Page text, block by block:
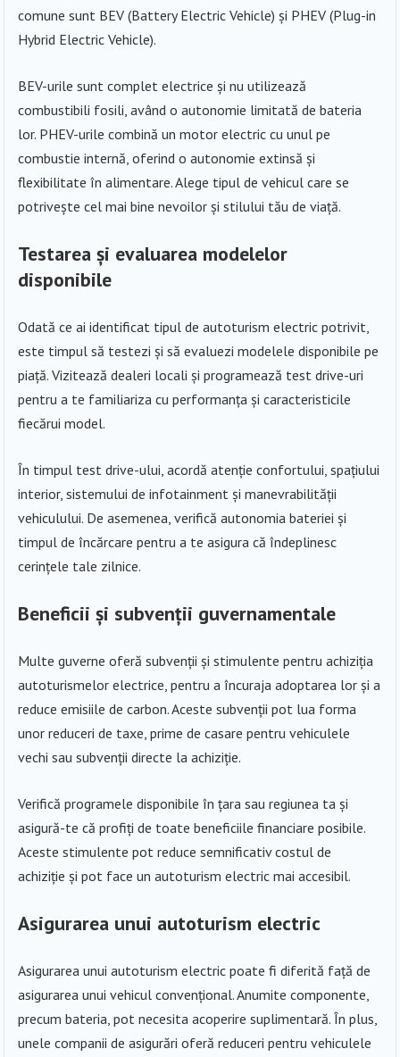
comune sunt BEV (Battery Electric Vehicle) și PHEV (Plug-in
Hybrid Electric Vehicle).
BEV-urile sunt complet electrice și nu utilizează
combustibili fosili, având o autonomie limitată de bateria
lor. PHEV-urile combină un motor electric cu unul pe
combustie internă, oferind o autonomie extinsă și
flexibilitate în alimentare. Alege tipul de vehicul care se
potrivește cel mai bine nevoilor și stilului tău de viață.
Testarea și evaluarea modelelor
disponibile
Odată ce ai identificat tipul de autoturism electric potrivit,
este timpul să testezi și să evaluezi modelele disponibile pe
piață. Vizitează dealeri locali și programează test drive-uri
pentru a te familiariza cu performanța și caracteristicile
fiecărui model.
În timpul test drive-ului, acordă atenție confortului, spațiului
interior, sistemului de infotainment și manevrabilității
vehiculului. De asemenea, verifică autonomia bateriei și
timpul de încărcare pentru a te asigura că îndeplinesc
cerințele tale zilnice.
Beneficii și subvenții guvernamentale
Multe guverne oferă subvenții și stimulente pentru achiziția
autoturismelor electrice, pentru a încuraja adoptarea lor și a
reduce emisiile de carbon. Aceste subvenții pot lua forma
unor reduceri de taxe, prime de casare pentru vehiculele
vechi sau subvenții directe la achiziție.
Verifică programele disponibile în țara sau regiunea ta și
asigură-te că profiți de toate beneficiile financiare posibile.
Aceste stimulente pot reduce semnificativ costul de
achiziție și pot face un autoturism electric mai accesibil.
Asigurarea unui autoturism electric
Asigurarea unui autoturism electric poate fi diferită față de
asigurarea unui vehicul convențional. Anumite componente,
precum bateria, pot necesita acoperire suplimentară. În plus,
unele companii de asigurări oferă reduceri pentru vehiculele